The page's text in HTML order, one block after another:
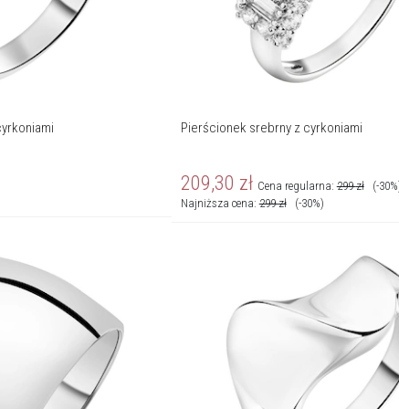
Pierścionek srebrny z cyrkoniami
209,30 zł Cena regularna:299 zł
(-
Najniższa cena:299 zł (-30%)